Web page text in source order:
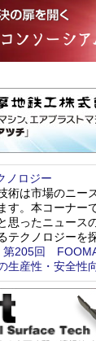
ノロジー
術は市場のニー
す。本コーナー
思ったニュース
テクノロジーを
第205回
生産性・安全性